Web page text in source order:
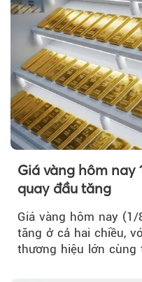
Giá vàng hôm nay
quay đầu tăng
Giá vàng hôm nay
tăng ở cả hai chiều,
thương hiệu lớn cùng